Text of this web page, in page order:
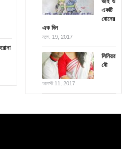
একটি
বোনের
এক দিন
নভে. 19, 2017
সিনিয়র
বৌ
আগস্ট 11, 2017